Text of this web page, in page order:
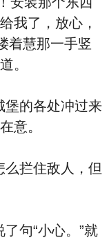
我了，放心，
着慧那一手竖
。
的各处冲过来
意。
拦住敌人，但
句“小心。”就